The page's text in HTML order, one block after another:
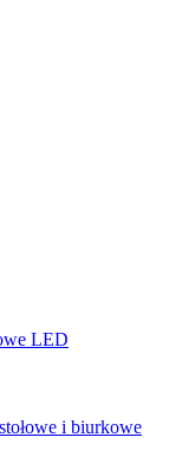
LED
i biurkowe